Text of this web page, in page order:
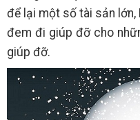
để lại một số tài sản
đem đi giúp đỡ cho
giúp đỡ.